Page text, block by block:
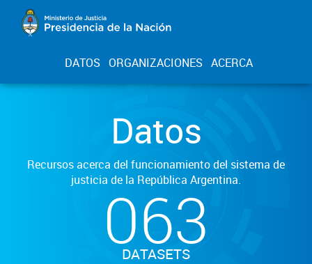
DATOS ORGANIZACIONES ACERCA
Datos
Recursos acerca del funcionamiento del sistema de
justicia de la República Argentina.
063
DATASETS